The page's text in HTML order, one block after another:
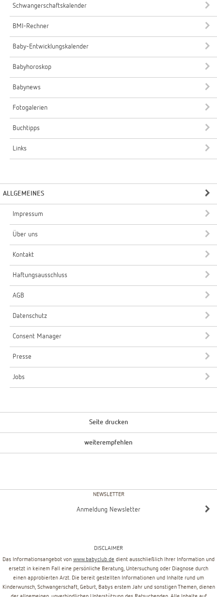
Schwangerschaftskalender
BMI-Rechner
Baby-Entwicklungskalender
Babyhoroskop
Babynews
Fotogalerien
Buchtipps
Links
ALLGEMEINES
Impressum
Über uns
Kontakt
Haftungsausschluss
AGB
Datenschutz
Consent Manager
Presse
Jobs
Seite drucken
weiterempfehlen
NEWSLETTER
Anmeldung Newsletter
DISCLAIMER
Das Informationsangebot von www.babyclub.de dient ausschließlich Ihrer Information und
ersetzt in keinem Fall eine persönliche Beratung, Untersuchung oder Diagnose durch
einen approbierten Arzt. Die bereit gestellten Informationen und Inhalte rund um
Kinderwunsch, Schwangerschaft, Geburt, Babys erstem Jahr und sonstigen Themen, dienen